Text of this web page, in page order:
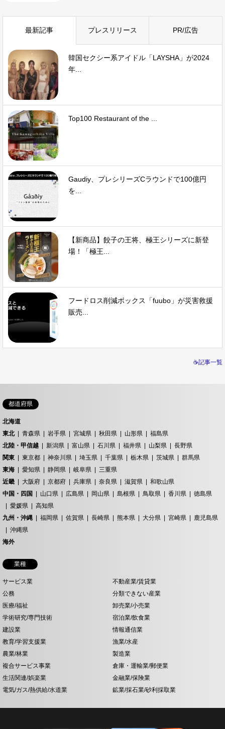
最新記事 プレスリリース PR/広告
韓国セクシー系アイドル「LAYSHA」が2024
年...
Top100 Restaurant of the ...
Gaudiy、プレシリーズCラウンドで100億円
を...
【新商品】餃子の王将、極王シリーズに新登
場！「極王...
フードロス削減ボックス「fuubo」が災害救援
販売...
☕記事一覧
都道府県
北海道
東北
青森県 岩手県 宮城県 秋田県 山形県
福島県
北陸・甲信越
新潟県 富山県 石川県 福井県 山梨県
長野県
関東
東京都 神奈川県 埼玉県 千葉県 栃木県 茨城県
群馬県
東海
愛知県 静岡県 岐阜県
三重県
近畿
大阪府 京都府 兵庫県 奈良県 滋賀県
和歌山県
中国・四国
山口県 広島県 岡山県 島根県 鳥取県 香川県
徳島県
愛媛県
高知県
九州・沖縄
福岡県 佐賀県 長崎県 熊本県 大分県 宮崎県
鹿児島県
沖縄県
海外
業種
サービス業
不動産業/賃貸業
公務
分類できない産業
医療/福祉
卸売業/小売業
学術研究/専門技術
宿泊業/飲食業
建設業
情報通信業
教育/学習支援業
漁業/水産
農業/林業
製造業
複合サービス事業
倉庫・運輸業/郵便業
生活関連/娯楽業
金融業/保険業
電気/ガス/熱供給/水道業
鉱業/採石業/砂利採取業